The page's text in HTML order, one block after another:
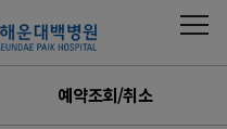
예약조회/취소